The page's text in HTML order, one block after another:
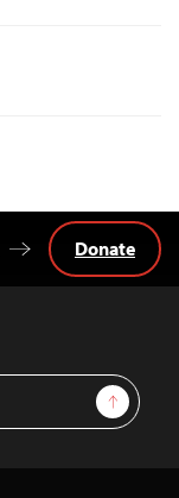
Sign Up
Donate